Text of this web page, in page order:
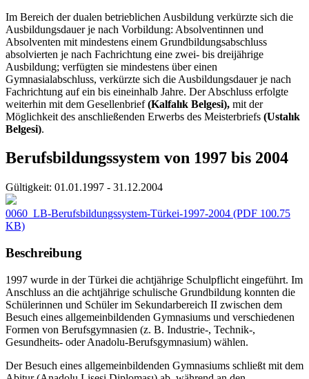
Im Bereich der dualen betrieblichen Ausbildung verkürzte sich die
Ausbildungsdauer je nach Vorbildung: Absolventinnen und
Absolventen mit mindestens einem Grundbildungsabschluss
absolvierten je nach Fachrichtung eine zwei- bis dreijährige
Ausbildung; verfügten sie mindestens über einen
Gymnasialabschluss, verkürzte sich die Ausbildungsdauer je nach
Fachrichtung auf ein bis eineinhalb Jahre. Der Abschluss erfolgte
weiterhin mit dem Gesellenbrief(Kalfalık Belgesi), mit der
Möglichkeit des anschließenden Erwerbs des Meisterbriefs (Ustalık
Belgesi).
Berufsbildungssystem von 1997 bis 2004
Gültigkeit: 01.01.1997 - 31.12.2004
0060_LB-Berufsbildungssystem-Türkei-1997-2004 (PDF 100.75
KB)
Beschreibung
1997 wurde in der Türkei die achtjährige Schulpflicht eingeführt. Im
Anschluss an die achtjährige schulische Grundbildung konnten die
Schülerinnen und Schüler im Sekundarbereich II zwischen dem
Besuch eines allgemeinbildenden Gymnasiums und verschiedenen
Formen von Berufsgymnasien (z. B. Industrie-, Technik-,
Gesundheits- oder Anadolu-Berufsgymnasium) wählen.
Der Besuch eines allgemeinbildenden Gymnasiums schließt mit dem